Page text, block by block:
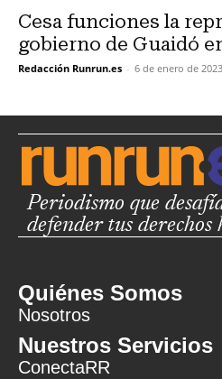
Cesa funciones la
gobierno de Guaidó
Redacción Runrun.es - 6 de enero de 2023
Periodismo que
defender tus derechos
Quiénes Somos
Nosotros
Nuestros Servicios
ConectaRR